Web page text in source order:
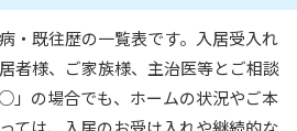
・既往歴の一覧表です。入居受入れ
者様、ご家族様、主治医等とご相談
」の場合でも、ホームの状況やご本